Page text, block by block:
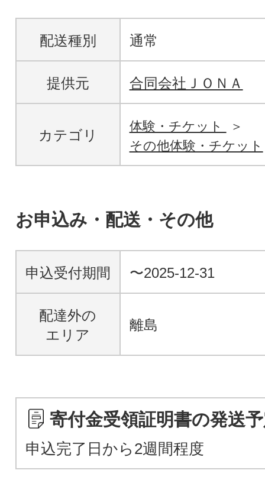
配送種別 通常
提供元 合同会社ＪＯＮＡ
カテゴリ
体験・チケット
その他体験・チケット
お申込み・配送・その他
申込受付期間 〜2025-12-31
配達外の
エリア
離島
寄付金受領証明書の発送
申込完了日から2週間程度